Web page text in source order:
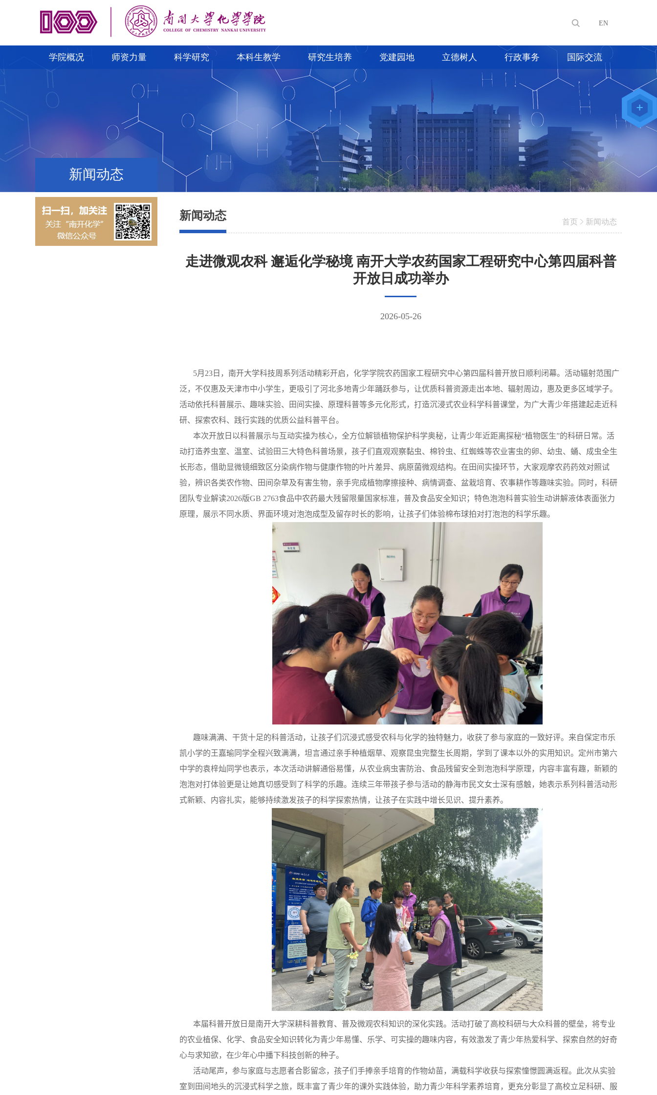
EN
学院概况 师资力量 科学研究 本科生教学 研究生培养 党建园地 立德树人 行政事务 国际交流
新闻动态
新闻动态 首页 新闻动态
走进微观农科 邂逅化学秘境 南开大学农药国家工程研究中心第四届科普
开放日成功举办
2026-05-26
5月 23日，南开大学科技周系列活动精彩开启，化学学院农药国家工程研究中心第四届科普开放日顺利闭幕。活动辐射范围广
泛，不仅惠及天津市中小学生，更吸引了河北多地青少年踊跃参与，让优质科普资源走出本地、辐射周边，惠及更多区域学子。
活动依托科普展示、趣味实验、田间实操、原理科普等多元化形式，打造沉浸式农业科学科普课堂，为广大青少年搭建起走近科
研、探索农科、践行实践的优质公益科普平台。
本次开放日以科普展示与互动实操为核心，全方位解锁植物保护科学奥秘，让青少年近距离探秘“植物医生”的科研日常。活
动打造养虫室、温室、试验田三大特色科普场景，孩子们直观观察黏虫、棉铃虫、红蜘蛛等农业害虫的卵、幼虫、蛹、成虫全生
长形态，借助显微镜细致区分染病作物与健康作物的叶片差异、病原菌微观结构。在田间实操环节，大家观摩农药药效对照试
验，辨识各类农作物、田间杂草及有害生物，亲手完成植物摩擦接种、病情调查、盆栽培育、农事耕作等趣味实验。同时，科研
团队专业解读2026版GB 2763食品中农药最大残留限量国家标准，普及食品安全知识；特色泡泡科普实验生动讲解液体表面张力
原理，展示不同水质、界面环境对泡泡成型及留存时长的影响，让孩子们体验棉布球拍对打泡泡的科学乐趣。
趣味满满、干货十足的科普活动，让孩子们沉浸式感受农科与化学的独特魅力，收获了参与家庭的一致好评。来自保定市乐
凯小学的王嘉瑜同学全程兴致满满，坦言通过亲手种植烟草、观察昆虫完整生长周期，学到了课本以外的实用知识。定州市第六
中学的袁梓灿同学也表示，本次活动讲解通俗易懂，从农业病虫害防治、食品残留安全到泡泡科学原理，内容丰富有趣，新颖的
泡泡对打体验更是让她真切感受到了科学的乐趣。连续三年带孩子参与活动的静海市民文女士深有感触，她表示系列科普活动形
式新颖、内容扎实，能够持续激发孩子的科学探索热情，让孩子在实践中增长见识、提升素养。
本届科普开放日是南开大学深耕科普教育、普及微观农科知识的深化实践。活动打破了高校科研与大众科普的壁垒，将专业
的农业植保、化学、食品安全知识转化为青少年易懂、乐学、可实操的趣味内容，有效激发了青少年热爱科学、探索自然的好奇
心与求知欲，在少年心中播下科技创新的种子。
活动尾声，参与家庭与志愿者合影留念，孩子们手捧亲手培育的作物幼苗，满载科学收获与探索憧憬圆满返程。此次从实验
室到田间地头的沉浸式科学之旅，既丰富了青少年的课外实践体验，助力青少年科学素养培育，更充分彰显了高校立足科研、服